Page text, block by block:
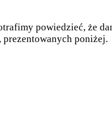
powiedzieć, że
poniżej.